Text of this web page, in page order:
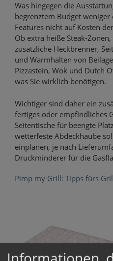
Was hingegen die
begrenztem Budget
Features nicht auf Kosten
Ob extra heiße Steak-
zusätzliche Heckbrenner,
und Warmhalten von
Pizzastein, Wok und Dutch
was Sie wirklich benötigen.
Wichtiger sind daher ein
fertiges oder empfindliches
Seitentische für beengte
wetterfeste Abdeckhaube
einplanen, je nach
Druckminderer für die
Pimp my Grill: Tipps fürs